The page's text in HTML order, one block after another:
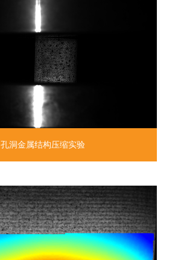
孔洞金属结构压缩实验